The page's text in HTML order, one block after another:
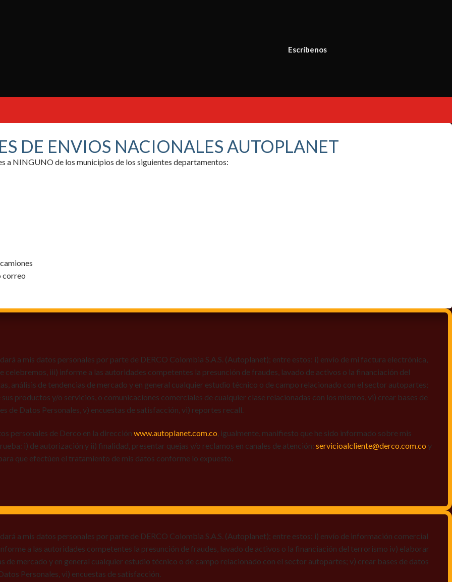
Escríbenos
DE ENVIOS NACIONALES AUTOPLANET
a NINGUNO de los municipios de los siguientes departamentos:
correo
a mis datos personales por parte de DERCO Colombia S.A.S. (Autoplanet); entre estos: i) envío de mi factura electrónica,
iii) informe a las autoridades competentes la presunción de fraudes, lavado de activos o la financiación del
análisis de tendencias de mercado y en general cualquier estudio técnico o de campo relacionado con el sector autopartes;
productos y/o servicios, o comunicaciones comerciales de cualquier clase relacionadas con los mismos, vi) crear bases de
de Datos Personales, v) encuestas de satisfacción, vi) reportes recall.
personales de Derco en la dirección www.autoplanet.com.co , igualmente, manifiesto que he sido informado sobre mis
i) de autorización y ii) finalidad, presentar quejas y/o reclamos en canales de atención: servicioalcliente@derco.com.co y
que efectúen el tratamiento de mis datos conforme lo expuesto.
a mis datos personales por parte de DERCO Colombia S.A.S. (Autoplanet); entre estos: i) envío de información comercial
a las autoridades competentes la presunción de fraudes, lavado de activos o la financiación del terrorismo iv) elaborar
de mercado y en general cualquier estudio técnico o de campo relacionado con el sector autopartes; v) crear bases de datos
Personales, vi) encuestas de satisfacción.